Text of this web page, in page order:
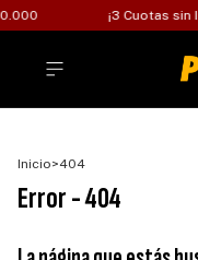
¡3 Cuotas sin
Inicio>404
Error - 404